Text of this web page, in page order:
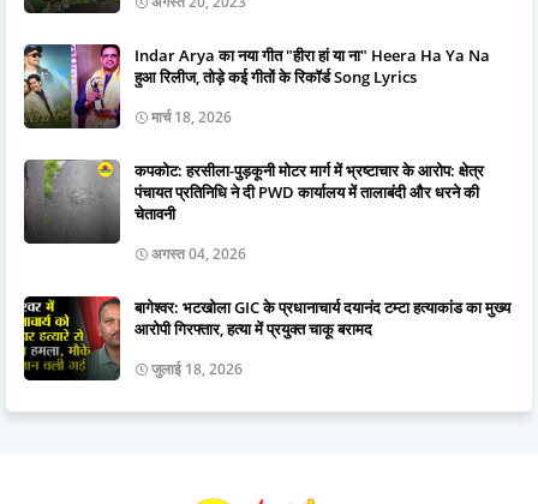
Indar Arya का नया गीत "हीरा हां या ना" Heera Ha Ya Na
हुआ रिलीज, तोड़े कई गीतों के रिकॉर्ड Song Lyrics
मार्च 18, 2026
कपकोट: हरसीला-पुड़कूनी मोटर मार्ग में भ्रष्टाचार के आरोप: क्षेत्र
पंचायत प्रतिनिधि ने दी PWD कार्यालय में तालाबंदी और धरने की
चेतावनी
अगस्त 04, 2026
बागेश्वर: भटखोला GIC के प्रधानाचार्य दयानंद टम्टा हत्याकांड का मुख्य
आरोपी गिरफ्तार, हत्या में प्रयुक्त चाकू बरामद
जुलाई 18, 2026